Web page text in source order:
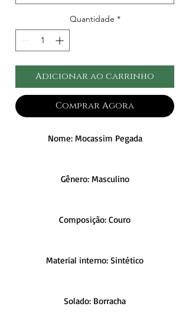
Quantidade *
Adicionar ao carrinho
Comprar Agora
Nome: Mocassim Pegada
Gênero: Masculino
Composição: Couro
Material interno: Sintético
Solado: Borracha